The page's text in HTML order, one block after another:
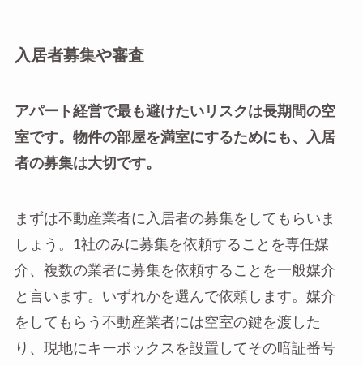
入居者募集や審査
アパート経営で最も避けたいリスクは長期間の空
室です。物件の部屋を満室にするためにも、入居
者の募集は大切です。
まずは不動産業者に入居者の募集をしてもらいま
しょう。1社のみに募集を依頼することを専任媒
介、複数の業者に募集を依頼することを一般媒介
と言います。いずれかを選んで依頼します。媒介
をしてもらう不動産業者には空室の鍵を渡した
り、現地にキーボックスを設置してその暗証番号